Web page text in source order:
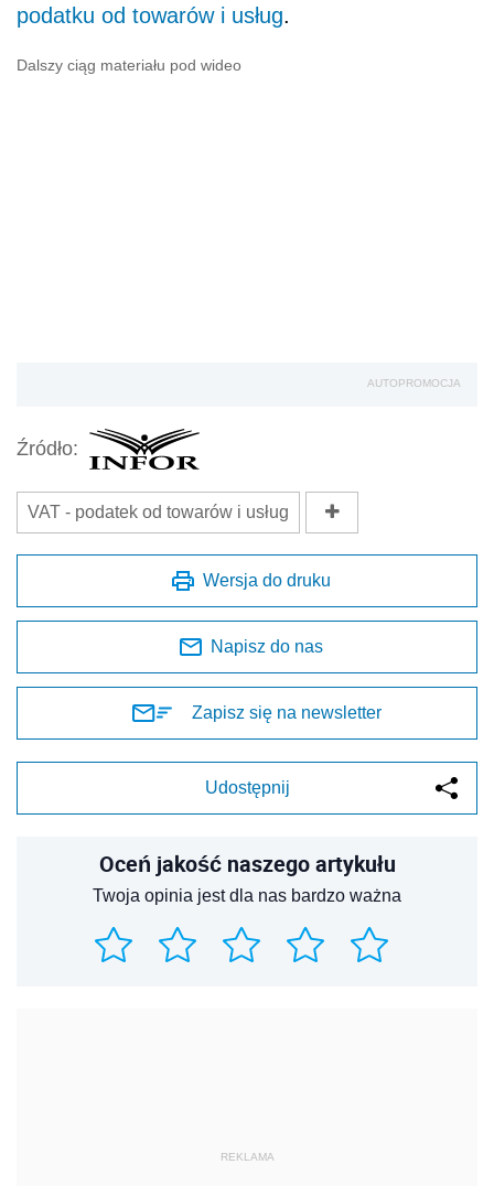
podatku od towarów i usług.
Dalszy ciąg materiału pod wideo
AUTOPROMOCJA
Źródło:
VAT - podatek od towarów i usług
Wersja do druku
Napisz do nas
Zapisz się na newsletter
Udostępnij
Oceń jakość naszego artykułu
Twoja opinia jest dla nas bardzo ważna
REKLAMA